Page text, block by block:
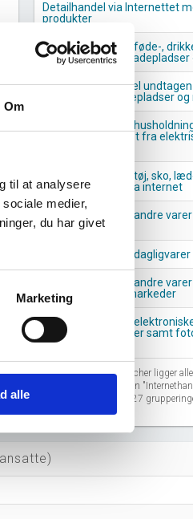
Om
til at analysere
medier,
du har givet
Marketing
alle
Detailhandel via Internettet
produkter
Detailhandel med føde-,
tobaksvarer fra stadepladser
Anden detailhandel
forretninger, stadepladser
Detailhandel med
boligudstyr, bortset fra
Detailhandel med tøj, sko,
eller babyudstyr via internet
Detailhandel med andre varer
internet
Detailhandel med
Detailhandel med andre
stadepladser og markeder
Detailhandel med
elektriske apparater samt
internet
Disse lignende brancher ligger
branchegrupperingen
mv.", som er én af 127
brancher i Danmark.